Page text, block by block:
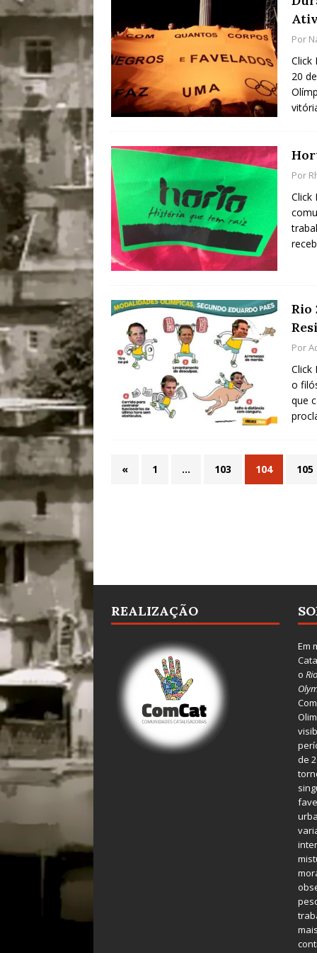
Por
Click
20
Por
Click
Rio
Por
Click
o
que
« 1 … 103 104 105
REALIZAÇÃO
Em
o
de